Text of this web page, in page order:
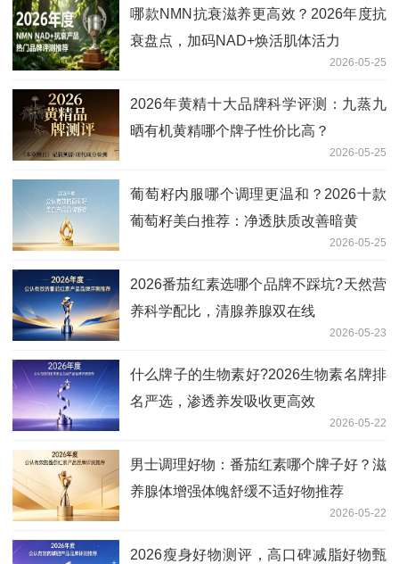
哪款NMN抗衰滋养更高效？2026年度抗
衰盘点，加码NAD+焕活肌体活力
2026-05-25
2026年黄精十大品牌科学评测：九蒸九
晒有机黄精哪个牌子性价比高？
2026-05-25
葡萄籽内服哪个调理更温和？2026十款
葡萄籽美白推荐：净透肤质改善暗黄
2026-05-25
2026番茄红素选哪个品牌不踩坑?天然营
养科学配比，清腺养腺双在线
2026-05-23
什么牌子的生物素好?2026生物素名牌排
名严选，渗透养发吸收更高效
2026-05-22
男士调理好物：番茄红素哪个牌子好？滋
养腺体增强体魄舒缓不适好物推荐
2026-05-22
2026瘦身好物测评，高口碑减脂好物甄